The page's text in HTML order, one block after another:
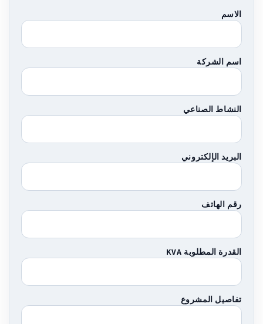
الاسم
اسم الشركة
النشاط الصناعي
البريد الإلكتروني
رقم الهاتف
القدرة المطلوبة KVA
تفاصيل المشروع